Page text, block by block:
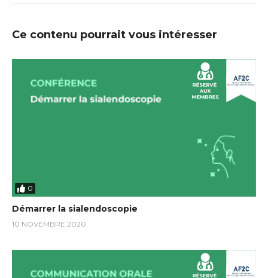
Ce contenu pourrait vous intéresser
0
Démarrer la sialendoscopie
10 NOVEMBRE 2020